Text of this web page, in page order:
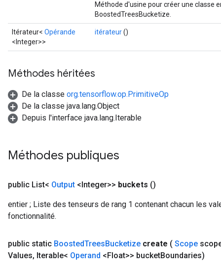
Méthode d'usine pour créer une classe
BoostedTreesBucketize.
Itérateur< Opérande
<Integer>>
itérateur()
Méthodes héritées
De la classe org.tensorflow.op.PrimitiveOp
De la classe java.lang.Object
Depuis l'interface java.lang.Iterable
Méthodes publiques
public List< Output <Integer>> buckets ()
entier ; Liste des tenseurs de rang 1 contenant chacun les
fonctionnalité.
public static BoostedTreesBucketize create ( Scope
Values, Iterable< Operand <Float>> bucketBoundaries)